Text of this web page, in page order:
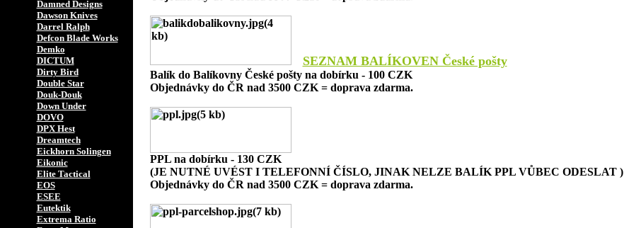
Damned Designs
Dawson Knives
Darrel Ralph
Defcon Blade Works
Demko
DICTUM
Dirty Bird
Double Star
Douk-Douk
Down Under
DOVO
DPX Hest
Dreamtech
Eickhorn Solingen
Eikonic
Elite Tactical
EOS
ESEE
Eutektik
Extrema Ratio
SEZNAM BALÍKOVEN České pošty
Balík do Balíkovny České pošty na dobírku - 100 CZK
Objednávky do ČR nad 3500 CZK = doprava zdarma.
PPL na dobírku - 130 CZK
(JE NUTNÉ UVÉST I TELEFONNÍ ČÍSLO, JINAK NELZE BALÍK PPL VŮBEC ODESLAT )
Objednávky do ČR nad 3500 CZK = doprava zdarma.